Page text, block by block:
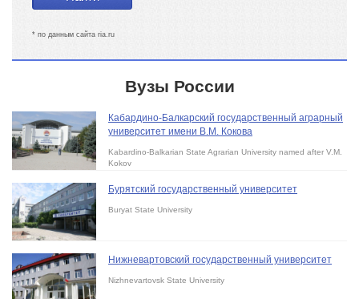
* по данным сайта ria.ru
Вузы России
Кабардино-Балкарский государственный аграрный
университет имени В.М. Кокова
Kabardino-Balkarian State Agrarian University named after V.M.
Kokov
Бурятский государственный университет
Buryat State University
Нижневартовский государственный университет
Nizhnevartovsk State University